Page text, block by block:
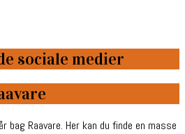
sociale medier
bag Raavare. Her kan du finde en masse